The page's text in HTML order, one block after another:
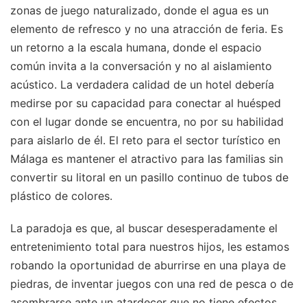
zonas de juego naturalizado, donde el agua es un
elemento de refresco y no una atracción de feria. Es
un retorno a la escala humana, donde el espacio
común invita a la conversación y no al aislamiento
acústico. La verdadera calidad de un hotel debería
medirse por su capacidad para conectar al huésped
con el lugar donde se encuentra, no por su habilidad
para aislarlo de él. El reto para el sector turístico en
Málaga es mantener el atractivo para las familias sin
convertir su litoral en un pasillo continuo de tubos de
plástico de colores.
La paradoja es que, al buscar desesperadamente el
entretenimiento total para nuestros hijos, les estamos
robando la oportunidad de aburrirse en una playa de
piedras, de inventar juegos con una red de pesca o de